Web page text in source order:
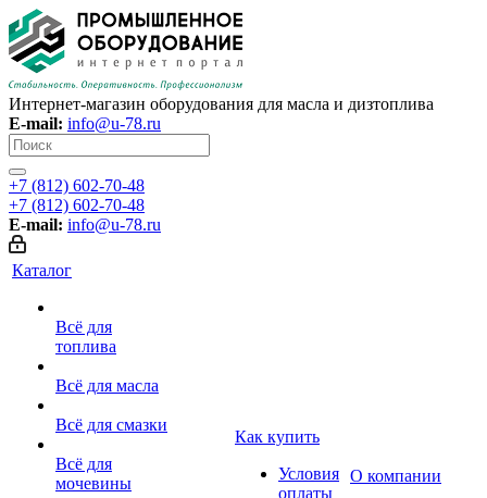
Интернет-магазин оборудования для масла и дизтоплива
E-mail: info@u-78.ru
+7 (812) 602-70-48
+7 (812) 602-70-48
E-mail: info@u-78.ru
Каталог
Всё для
топлива
Всё для масла
Всё для смазки
Всё для
мочевины
Как купить
Условия
оплаты
О компании